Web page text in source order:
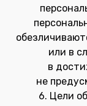
или в
в
не
6. Цели